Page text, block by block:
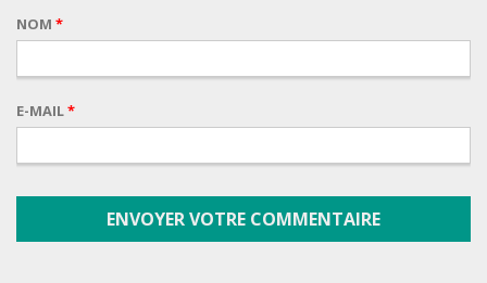
NOM *
E-MAIL*